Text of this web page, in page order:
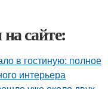
сайте:
в гостиную: полное
интерьера